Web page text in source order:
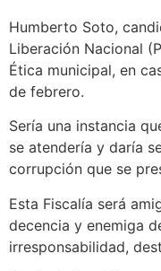
Humberto Soto,
Liberación Nacional
Ética municipal, en
de febrero.
Sería una instancia
se atendería y daría
corrupción que se
Esta Fiscalía será
decencia y enemiga
irresponsabilidad,